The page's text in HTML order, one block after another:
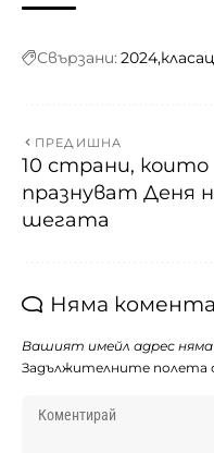
Свързани: 2024
ПРЕДИШНА
10 страни, които
празнуват Деня
шегата
Няма
Вашият имейл адрес няма
Задължителните полета